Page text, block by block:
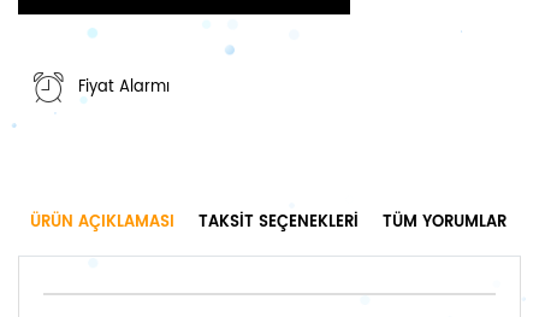
Fiyat Alarmı
ÜRÜN AÇIKLAMASI TAKSIT SEÇENEKLERI TÜM YORUMLAR